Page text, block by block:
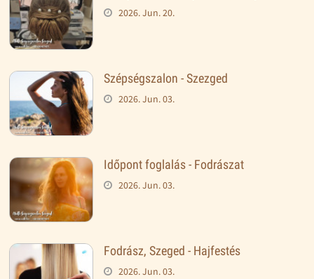
2026. Jun. 20.
Szépségszalon - Szezged
2026. Jun. 03.
Időpont foglalás - Fodrászat
2026. Jun. 03.
Fodrász, Szeged - Hajfestés
2026. Jun. 03.